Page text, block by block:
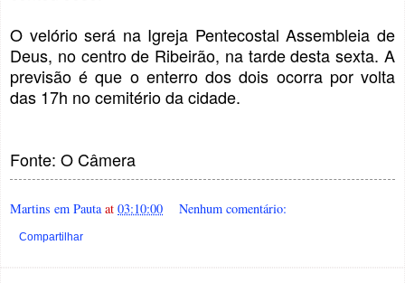
O velório será na Igreja Pentecostal Assembleia de
Deus, no centro de Ribeirão, na tarde desta sexta. A
previsão é que o enterro dos dois ocorra por volta
das 17h no cemitério da cidade.
Fonte: O Câmera
Martins em Pauta at 03:10:00 Nenhum comentário:
Compartilhar